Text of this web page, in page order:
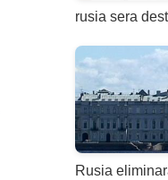
rusia sera
Rusia